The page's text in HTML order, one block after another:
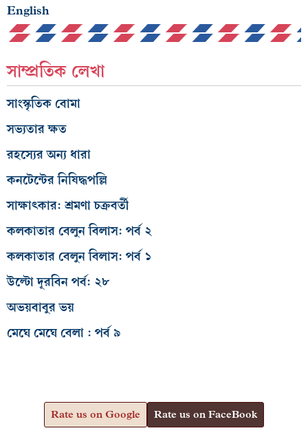
English
সাম্প্রতিক লেখা
সাংস্কৃতিক বোমা
সভ্যতার ক্ষত
রহস্যের অন্য ধারা
কনটেন্টের নিষিদ্ধপল্লি
সাক্ষাৎকার: শ্রমণা চক্রবর্তী
কলকাতার বেলুন বিলাস: পর্ব ২
কলকাতার বেলুন বিলাস: পর্ব ১
উল্টো দূরবিন পর্ব: ২৮
অভয়বাবুর ভয়
মেঘে মেঘে বেলা : পর্ব ৯
Rate us on Google Rate us on FaceBook